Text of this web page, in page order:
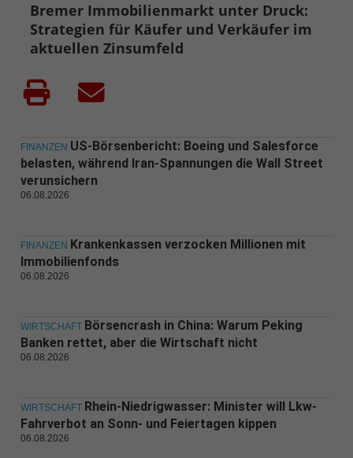
Bremer Immobilienmarkt unter Druck:
Strategien für Käufer und Verkäufer im
aktuellen Zinsumfeld
FINANZEN US-Börsenbericht: Boeing und Salesforce
belasten, während Iran-Spannungen die Wall Street
verunsichern
06.08.2026
FINANZEN Krankenkassen verzocken Millionen mit
Immobilienfonds
06.08.2026
WIRTSCHAFT Börsencrash in China: Warum Peking
Banken rettet, aber die Wirtschaft nicht
06.08.2026
WIRTSCHAFT Rhein-Niedrigwasser: Minister will Lkw-
Fahrverbot an Sonn- und Feiertagen kippen
06.08.2026